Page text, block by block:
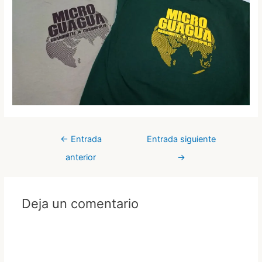
Navegación
← Entrada
anterior
Entrada siguiente
→
Deja un comentario